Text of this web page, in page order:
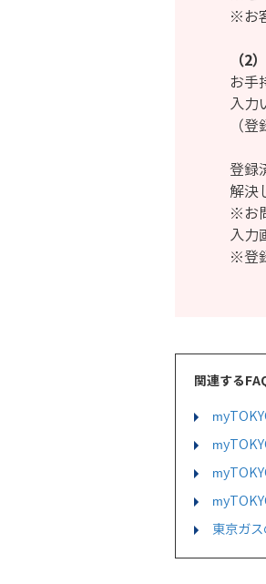
※お
（2
お手
入力
（
登録
解決
※お
入力
※登
関連する
東京ガ